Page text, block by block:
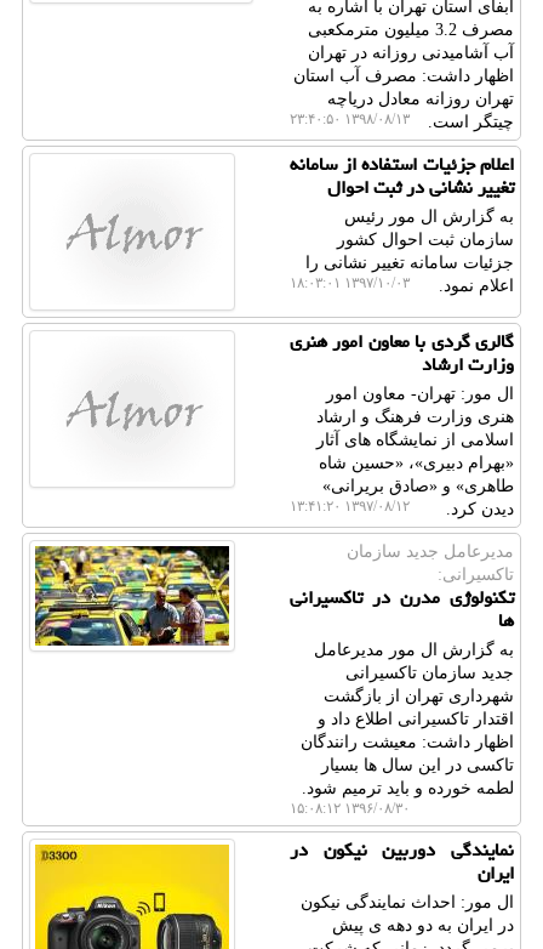
آبفای استان تهران با اشاره به
مصرف 3.2 میلیون مترمكعبی
آب آشامیدنی روزانه در تهران
اظهار داشت: مصرف آب استان
تهران روزانه معادل دریاچه
چیتگر است.
۱۳۹۸/۰۸/۱۳ ۲۳:۴۰:۵۰
اعلام جزئیات استفاده از سامانه
تغییر نشانی در ثبت احوال
به گزارش ال مور رئیس
سازمان ثبت احوال كشور
جزئیات سامانه تغییر نشانی را
اعلام نمود.
۱۳۹۷/۱۰/۰۳ ۱۸:۰۳:۰۱
گالری گردی با معاون امور هنری
وزارت ارشاد
ال مور: تهران- معاون امور
هنری وزارت فرهنگ و ارشاد
اسلامی از نمایشگاه های آثار
«بهرام دبیری»، «حسین شاه
طاهری» و «صادق بریرانی»
دیدن كرد.
۱۳۹۷/۰۸/۱۲ ۱۳:۴۱:۲۰
مدیرعامل جدید سازمان
تاكسیرانی:
تكنولوژی مدرن در تاكسیرانی
ها
به گزارش ال مور مدیرعامل
جدید سازمان تاكسیرانی
شهرداری تهران از بازگشت
اقتدار تاكسیرانی اطلاع داد و
اظهار داشت: معیشت رانندگان
تاكسی در این سال ها بسیار
لطمه خورده و باید ترمیم شود.
۱۳۹۶/۰۸/۳۰ ۱۵:۰۸:۱۲
نمایندگی دوربین نیكون در
ایران
ال مور: احداث نمایندگی نیكون
در ایران به دو دهه ی پیش